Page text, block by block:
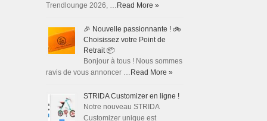
Trendlounge 2026, … Read More »
🎉 Nouvelle passionnante ! 🚲
Choisissez votre Point de
Retrait 📦
Bonjour à tous ! Nous sommes
ravis de vous annoncer … Read More »
STRIDA Customizer en ligne !
Notre nouveau STRIDA
Customizer unique est